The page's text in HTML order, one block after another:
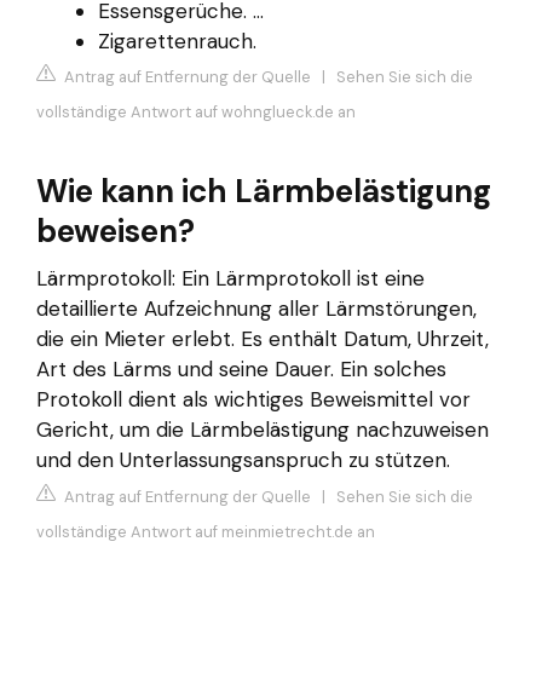
Essensgerüche. ...
Zigarettenrauch.
Antrag auf Entfernung der Quelle | Sehen Sie sich die
vollständige Antwort auf wohnglueck.de an
Wie kann ich Lärmbelästigung
beweisen?
Lärmprotokoll: Ein Lärmprotokoll ist eine
detaillierte Aufzeichnung aller Lärmstörungen,
die ein Mieter erlebt. Es enthält Datum, Uhrzeit,
Art des Lärms und seine Dauer. Ein solches
Protokoll dient als wichtiges Beweismittel vor
Gericht, um die Lärmbelästigung nachzuweisen
und den Unterlassungsanspruch zu stützen.
Antrag auf Entfernung der Quelle | Sehen Sie sich die
vollständige Antwort auf meinmietrecht.de an